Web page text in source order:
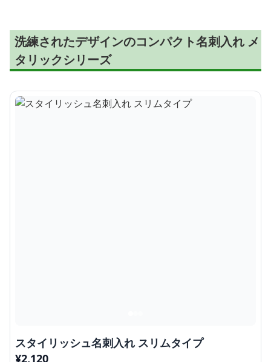
洗練されたデザインのコンパクト名刺入れ メ
タリックシリーズ
スタイリッシュ名刺入れ スリムタイプ
¥2,120